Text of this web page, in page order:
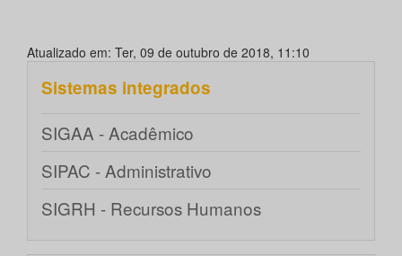
Atualizado em: Ter, 09 de outubro de 2018, 11:10
Sistemas integrados
SIGAA - Acadêmico
SIPAC - Administrativo
SIGRH - Recursos Humanos